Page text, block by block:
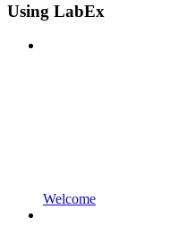
Using LabEx
Welcome